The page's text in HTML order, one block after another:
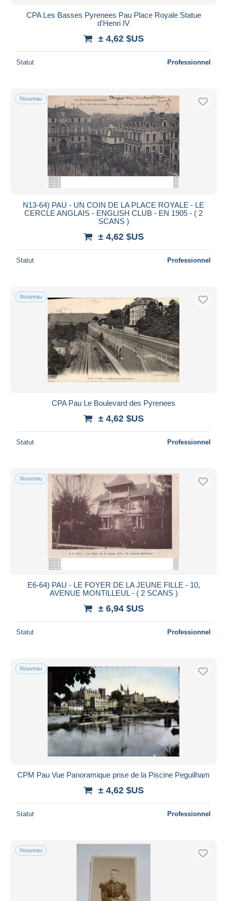
CPA Les Basses Pyrenees Pau Place Royale Statue
d'Henri IV
± 4,62 $US
Statut Professionnel
Nouveau
N13-64) PAU - UN COIN DE LA PLACE ROYALE - LE
CERCLE ANGLAIS - ENGLISH CLUB - EN 1905 - ( 2
SCANS )
± 4,62 $US
Statut Professionnel
Nouveau
CPA Pau Le Boulevard des Pyrenees
± 4,62 $US
Statut Professionnel
Nouveau
E6-64) PAU - LE FOYER DE LA JEUNE FILLE - 10,
AVENUE MONTILLEUL - ( 2 SCANS )
± 6,94 $US
Statut Professionnel
Nouveau
CPM Pau Vue Panoramique prise de la Piscine Peguilham
± 4,62 $US
Statut Professionnel
Nouveau